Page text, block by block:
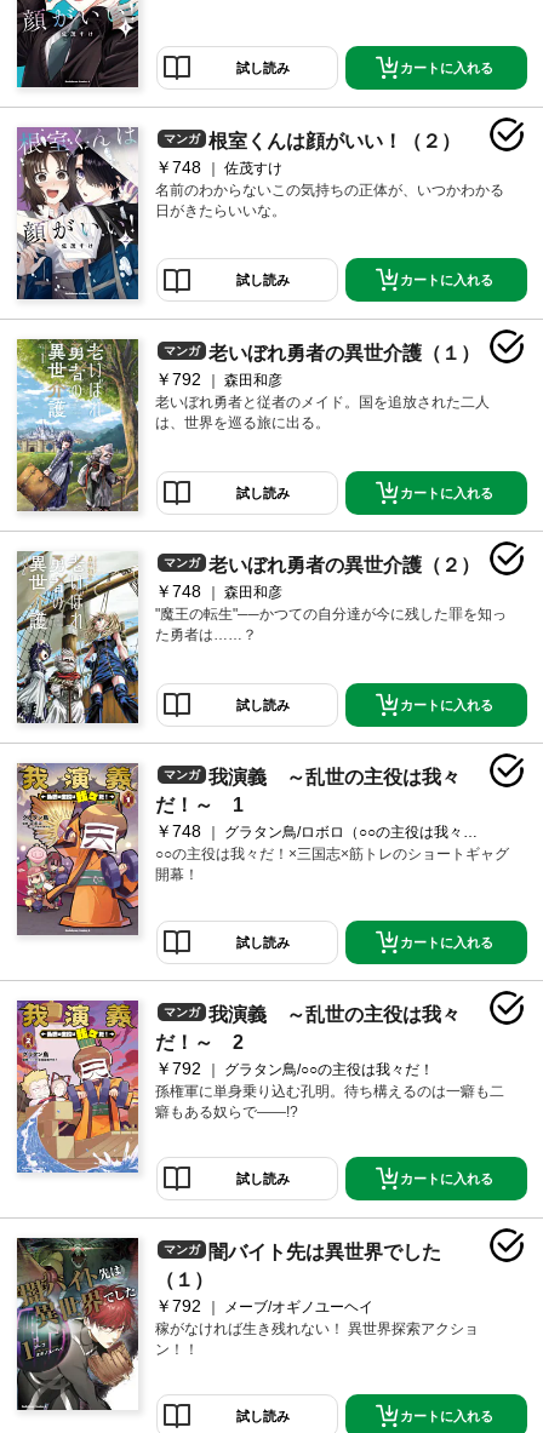
試し読み カートに入れる
マンガ 根室くんは顔がいい！（２）
￥748
佐茂すけ
名前のわからないこの気持ちの正体が、いつかわかる
日がきたらいいな。
試し読み カートに入れる
マンガ 老いぼれ勇者の異世介護（１）
￥792
森田和彦
老いぼれ勇者と従者のメイド。国を追放された二人
は、世界を巡る旅に出る。
試し読み カートに入れる
マンガ 老いぼれ勇者の異世介護（２）
￥748
森田和彦
"魔王の転生"──かつての自分達が今に残した罪を知っ
た勇者は……？
試し読み カートに入れる
マンガ
我演義 ～乱世の主役は我々
だ！～ 1
￥748
グラタン鳥/ロボロ（○○の主役は我々だ！）
○○の主役は我々だ！×三国志×筋トレのショートギャグ
開幕！
試し読み カートに入れる
マンガ
我演義 ～乱世の主役は我々
だ！～ 2
￥792
グラタン鳥/○○の主役は我々だ！
孫権軍に単身乗り込む孔明。待ち構えるのは一癖も二
癖もある奴らで――!?
試し読み カートに入れる
マンガ
闇バイト先は異世界でした
（１）
￥792
メーブ/オギノユーヘイ
稼がなければ生き残れない！ 異世界探索アクショ
ン！！
試し読み カートに入れる